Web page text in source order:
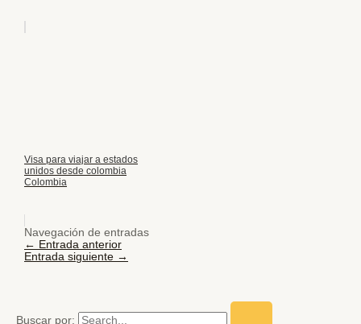
Visa para viajar a estados
unidos desde colombia
Colombia
Navegación de entradas
← Entrada anterior
Entrada siguiente →
Buscar por: